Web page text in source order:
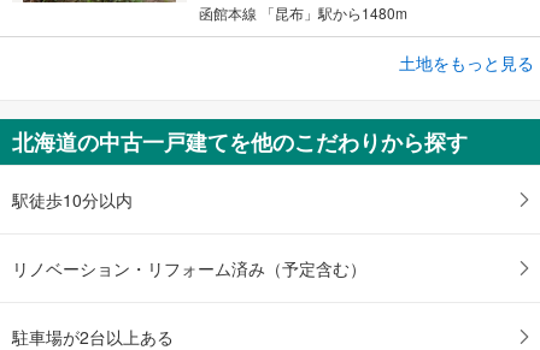
函館本線 「昆布」駅から1480m
150万円
未定
土地をもっと見る
北海道の中古一戸建てを他のこだわりから探す
駅徒歩10分以内
リノベーション・リフォーム済み（予定含む）
駐車場が2台以上ある